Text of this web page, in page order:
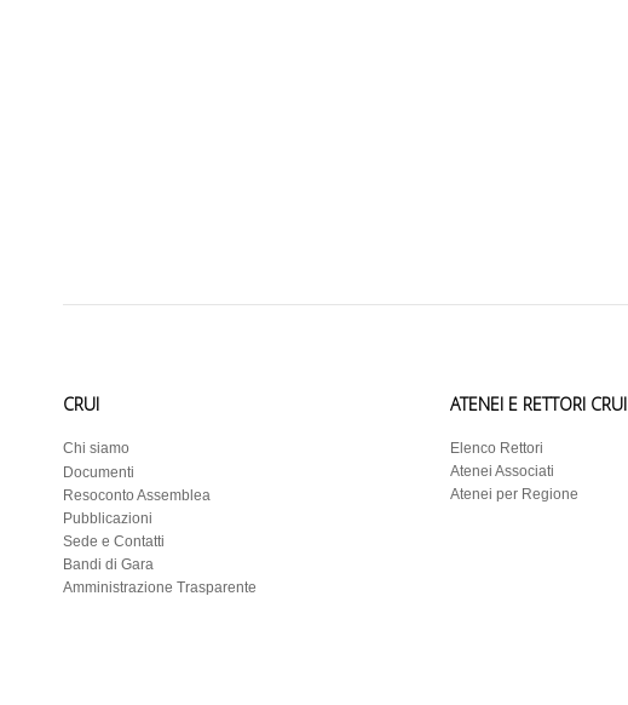
CRUI
Chi siamo
Documenti
Resoconto Assemblea
Pubblicazioni
Sede e Contatti
Bandi di Gara
Amministrazione Trasparente
ATENEI E RETTORI CRUI
Elenco Rettori
Atenei Associati
Atenei per Regione